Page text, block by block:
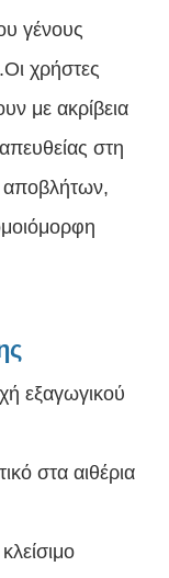
γένους
χρήστες
με ακρίβεια
στη
αποβλήτων,
εξαγωγικού
στα αιθέρια